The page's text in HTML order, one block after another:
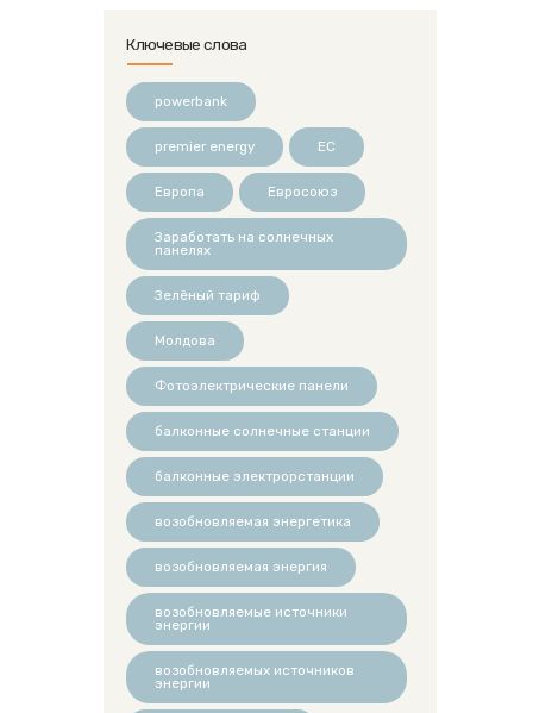
Ключевые слова
powerbank
premier energy ЕС
Европа Евросоюз
Заработать на солнечных
панелях
Зелёный тариф
Молдова
Фотоэлектрические панели
балконные солнечные станции
балконные электрорстанции
возобновляемая энергетика
возобновляемая энергия
возобновляемые источники
энергии
возобновляемых источников
энергии